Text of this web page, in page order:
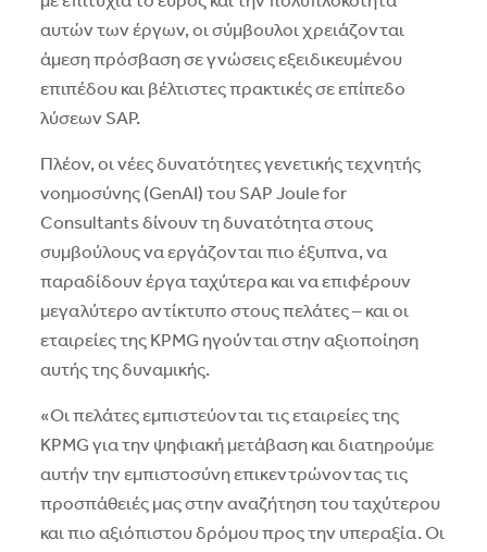
αυτών των έργων, οι σύμβουλοι χρειάζονται
άμεση πρόσβαση σε γνώσεις εξειδικευμένου
επιπέδου και βέλτιστες πρακτικές σε επίπεδο
λύσεων SAP.
Πλέον, οι νέες δυνατότητες γενετικής τεχνητής
νοημοσύνης (GenAI) του SAP Joule for
Consultants δίνουν τη δυνατότητα στους
συμβούλους να εργάζονται πιο έξυπνα, να
παραδίδουν έργα ταχύτερα και να επιφέρουν
μεγαλύτερο αντίκτυπο στους πελάτες – και οι
εταιρείες της KPMG ηγούνται στην αξιοποίηση
αυτής της δυναμικής.
«Οι πελάτες εμπιστεύονται τις εταιρείες της
KPMG για την ψηφιακή μετάβαση και διατηρούμε
αυτήν την εμπιστοσύνη επικεντρώνοντας τις
προσπάθειές μας στην αναζήτηση του ταχύτερου
και πιο αξιόπιστου δρόμου προς την υπεραξία. Οι